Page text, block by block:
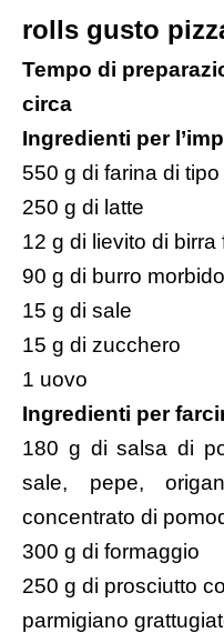
rolls gusto
Tempo di
circa
Ingredienti per
550 g di farina di
250 g di latte
12 g di lievito di birra
90 g di burro morbido
15 g di sale
15 g di zucchero
1 uovo
Ingredienti per
180 g di salsa di
sale, pepe,
concentrato di
300 g di formaggio
250 g di prosciutto
parmigiano